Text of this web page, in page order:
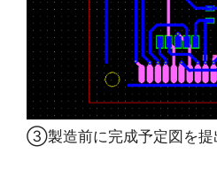
③製造前に完成予定図を提